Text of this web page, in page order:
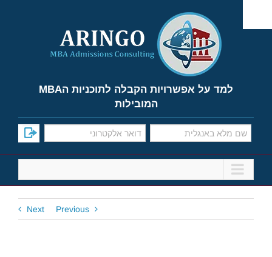
content
למד על אפשרויות הקבלה לתוכניות הMBA
המובילות
Previous
Next